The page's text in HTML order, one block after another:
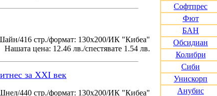
416 стр./формат: 130х200/ИК "Кибеа"
Нашата цена: 12.46 лв./спестявате 1.54 лв.
за XXI век
440 стр./формат: 130х200/ИК "Кибеа"
Софтпрес
Фют
БАН
Обсидиан
Колибри
Сиби
Унискорп
Анубис